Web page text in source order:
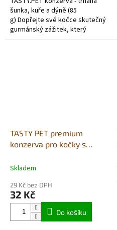
šunka, kuře a dýně (85
g) Dopřejte své kočce skutečný
gurmánský zážitek, který
poznáte na první pohled.
TASTY PET premium
konzerva pro kočky s
dýně ve vývaru 85g
Skladem
29 Kč bez DPH
32 Kč
Do košíku